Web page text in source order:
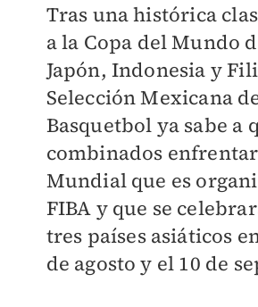
Tras una histórica
a la Copa del Mundo
Japón, Indonesia y
Selección Mexicana
Basquetbol ya sabe a
combinados
Mundial que es
FIBA y que se
tres países asiáticos
de agosto y el 10 de